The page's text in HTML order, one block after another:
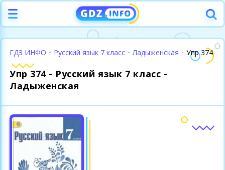
ГДЗ ИНФО • Русский язык 7 класс • Ладыженская • Упр 374
Упр 374 - Русский язык 7 класс -
Ладыженская